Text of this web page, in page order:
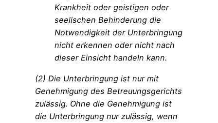
Krankheit oder geistigen oder
seelischen Behinderung die
Notwendigkeit der Unterbringung
nicht erkennen oder nicht nach
dieser Einsicht handeln kann.
(2) Die Unterbringung ist nur mit
Genehmigung des Betreuungsgerichts
zulässig. Ohne die Genehmigung ist
die Unterbringung nur zulässig, wenn